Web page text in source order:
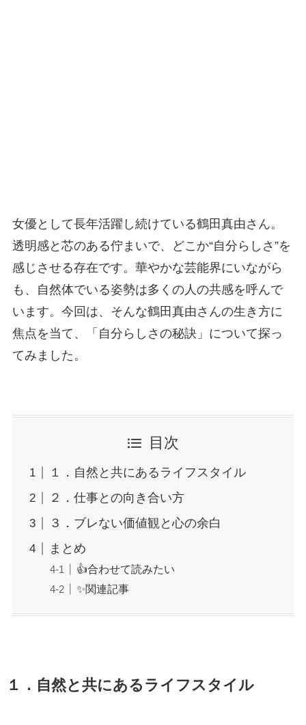
女優として長年活躍し続けている鶴田真由さん。
透明感と芯のある佇まいで、どこか“自分らしさ”を
感じさせる存在です。華やかな芸能界にいながら
も、自然体でいる姿勢は多くの人の共感を呼んで
います。今回は、そんな鶴田真由さんの生き方に
焦点を当て、「自分らしさの秘訣」について探っ
てみました。
目次
１．自然と共にあるライフスタイル
２．仕事との向き合い方
３．ブレない価値観と心の余白
まとめ
👍合わせて読みたい
✨関連記事
１．自然と共にあるライフスタイル